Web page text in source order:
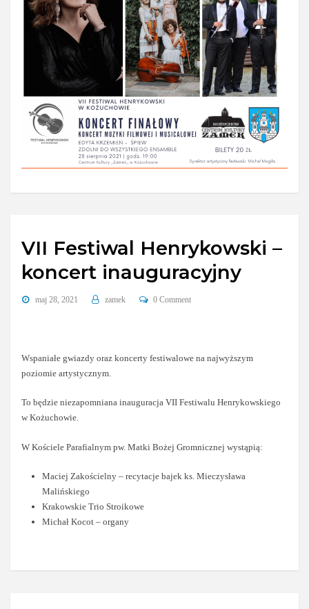
VII Festiwal Henrykowski –
koncert inauguracyjny
maj 28, 2021 zamek 0 Comment
Wspaniałe gwiazdy oraz koncerty festiwalowe na najwyższym
poziomie artystycznym.
To będzie niezapomniana inauguracja VII Festiwalu Henrykowskiego
w Kożuchowie.
W Kościele Parafialnym pw. Matki Bożej Gromnicznej wystąpią:
Maciej Zakościelny – recytacje bajek ks. Mieczysława
Malińskiego
Krakowskie Trio Stroikowe
Michał Kocot – organy